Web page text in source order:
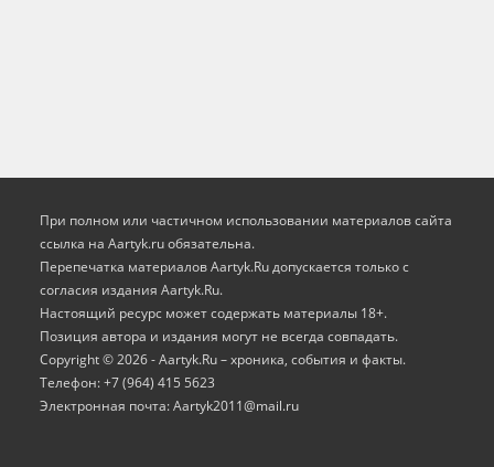
При полном или частичном использовании материалов сайта
ссылка на Aartyk.ru oбязательна.
Перепечатка материалов Aartyk.Ru допускается только с
согласия издания Aartyk.Ru.
Настоящий ресурс может содержать материалы 18+.
Позиция автора и издания могут не всегда совпадать.
Copyright © 2026 - Aartyk.Ru – хроника, события и факты.
Телефон: +7 (964) 415 5623
Электронная почта: Aartyk2011@mail.ru